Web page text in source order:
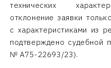
технических
отклонение заявки
с характеристиками из
подтверждено судебной
№ А75-22693/23).